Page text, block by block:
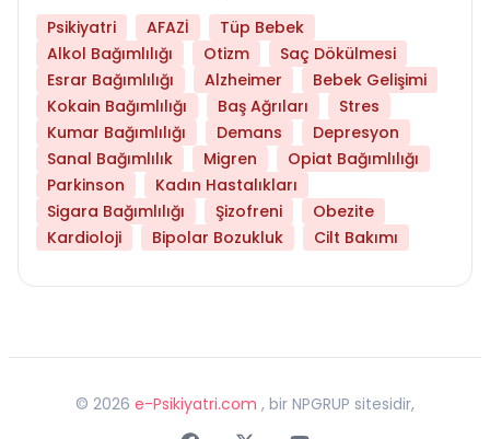
Psikiyatri AFAZİ
Tüp Bebek
Alkol Bağımlılığı
Otizm
Saç Dökülmesi
Esrar Bağımlılığı
Alzheimer
Bebek Gelişimi
Kokain Bağımlılığı
Baş Ağrıları
Stres
Kumar Bağımlılığı
Demans
Depresyon
Sanal Bağımlılık
Migren
Opiat Bağımlılığı
Parkinson
Kadın Hastalıkları
Sigara Bağımlılığı
Şizofreni
Obezite
Kardioloji
Bipolar Bozukluk Cilt Bakımı
© 2026 e-Psikiyatri.com , bir NPGRUP sitesidir,